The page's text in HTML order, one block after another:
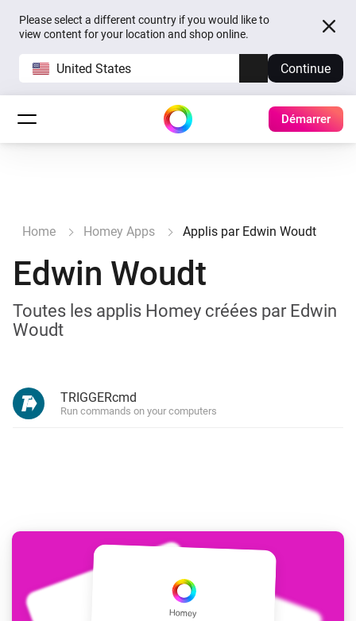
Please select a different country if you would like to
view content for your location and shop online.
United States Continue
Démarrer
Home Homey Apps Applis par Edwin Woudt
Edwin Woudt
Toutes les applis Homey créées par Edwin
Woudt
TRIGGERcmd
Run commands on your computers